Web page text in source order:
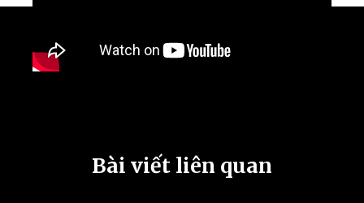
Bài viết liên quan